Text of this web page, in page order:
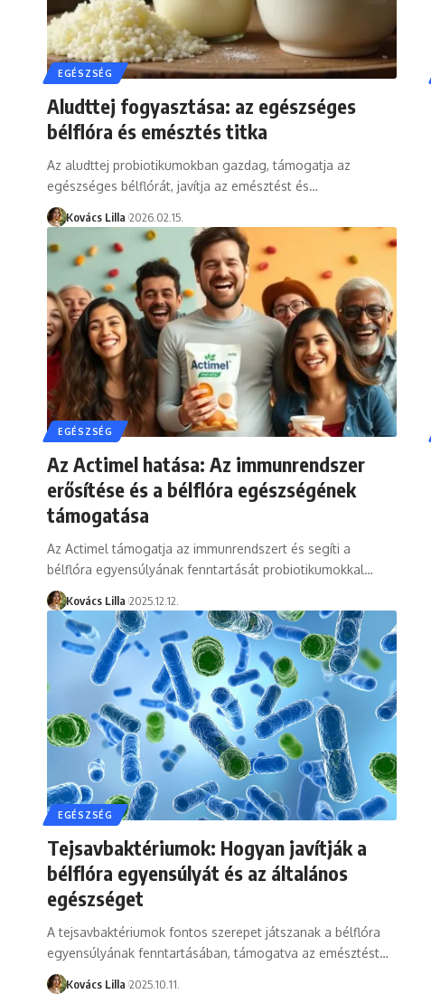
EGÉSZSÉG
Aludttej fogyasztása: az egészséges
bélflóra és emésztés titka
Az aludttej probiotikumokban gazdag, támogatja az
egészséges bélflórát, javítja az emésztést és…
Kovács Lilla 2026.02.15.
EGÉSZSÉG
Az Actimel hatása: Az immunrendszer
erősítése és a bélflóra egészségének
támogatása
Az Actimel támogatja az immunrendszert és segíti a
bélflóra egyensúlyának fenntartását probiotikumokkal…
Kovács Lilla 2025.12.12.
EGÉSZSÉG
Tejsavbaktériumok: Hogyan javítják a
bélflóra egyensúlyát és az általános
egészséget
A tejsavbaktériumok fontos szerepet játszanak a bélflóra
egyensúlyának fenntartásában, támogatva az emésztést…
Kovács Lilla 2025.10.11.